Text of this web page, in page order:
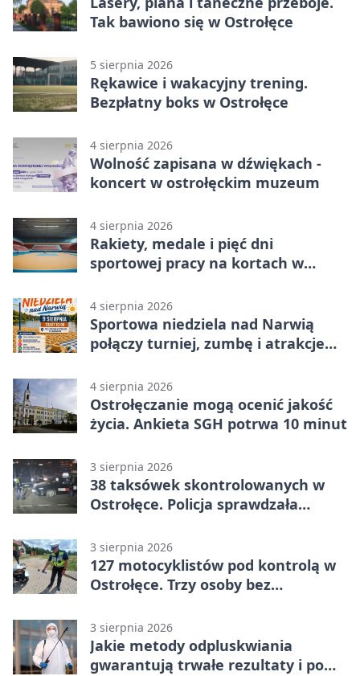
Tak bawiono się w Ostrołęce
5 sierpnia 2026
Rękawice i wakacyjny trening.
Bezpłatny boks w Ostrołęce
4 sierpnia 2026
Wolność zapisana w dźwiękach -
koncert w ostrołęckim muzeum
4 sierpnia 2026
Rakiety, medale i pięć dni
sportowej pracy na kortach w
4 sierpnia 2026
Sportowa niedziela nad Narwią
połączy turniej, zumbę i atrakcje
4 sierpnia 2026
Ostrołęczanie mogą ocenić jakość
życia. Ankieta SGH potrwa 10 minut
3 sierpnia 2026
38 taksówek skontrolowanych w
Ostrołęce. Policja sprawdzała
3 sierpnia 2026
127 motocyklistów pod kontrolą w
Ostrołęce. Trzy osoby bez
3 sierpnia 2026
Jakie metody odpluskwiania
gwarantują trwałe rezultaty i po